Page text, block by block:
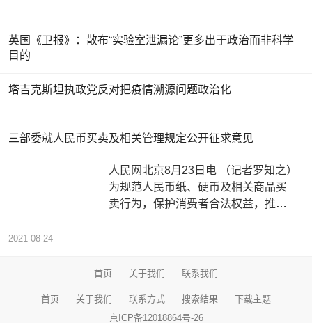
英国《卫报》：散布“实验室泄漏论”更多出于政治而非科学
目的
塔吉克斯坦执政党反对把疫情溯源问题政治化
三部委就人民币买卖及相关管理规定公开征求意见
人民网北京8月23日电 （记者罗知之）
为规范人民币纸、硬币及相关商品买
卖行为，保护消费者合法权益，推动
2021-08-24
首页 关于我们 联系我们
首页 关于我们 联系方式 搜索结果
下载主题
京ICP备12018864号-26